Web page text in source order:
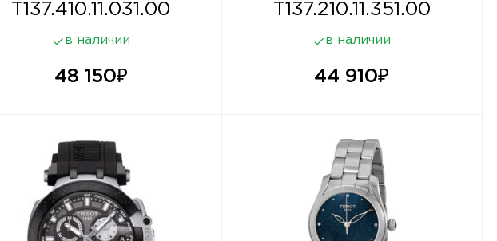
T137.410.11.031.00
в наличии
48 150₽
T137.210.11.351.00
в наличии
44 910₽